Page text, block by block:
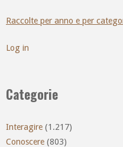
Raccolte per anno e per
Log in
Categorie
Interagire (1.217)
Conoscere (803)